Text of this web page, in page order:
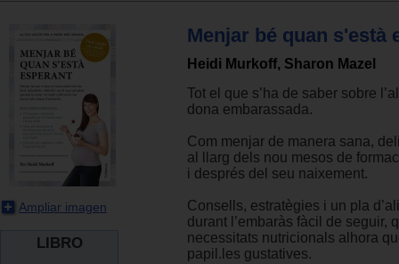
Ampliar imagen
LIBRO
Menjar bé quan s'està
Heidi Murkoff, Sharon Mazel
Tot el que s’ha de saber sobre
dona embarassada.
Com menjar de manera sana,
al llarg dels nou mesos de
i després del seu naixement.
Consells, estratègies i un pla
durant l’embaràs fàcil de seguir,
necessitats nutricionals alhora
papil.les gustatives.